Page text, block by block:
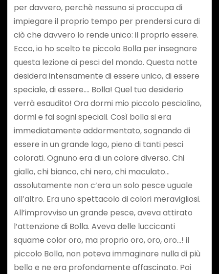
per davvero, perchè nessuno si proccupa di
impiegare il proprio tempo per prendersi cura di
ciò che davvero lo rende unico: il proprio essere.
Ecco, io ho scelto te piccolo Bolla per insegnare
questa lezione ai pesci del mondo. Questa notte
desidera intensamente di essere unico, di essere
speciale, di essere…. Bolla! Quel tuo desiderio
verrà esaudito! Ora dormi mio piccolo pesciolino,
dormi e fai sogni speciali. Così bolla si era
immediatamente addormentato, sognando di
essere in un grande lago, pieno di tanti pesci
colorati. Ognuno era di un colore diverso. Chi
giallo, chi bianco, chi nero, chi maculato…
assolutamente non c’era un solo pesce uguale
all’altro. Era uno spettacolo di colori meravigliosi.
All’improvviso un grande pesce, aveva attirato
l’attenzione di Bolla. Aveva delle luccicanti
squame color oro, ma proprio oro, oro, oro…! il
piccolo Bolla, non poteva immaginare nulla di più
bello e ne era profondamente affascinato. Poi